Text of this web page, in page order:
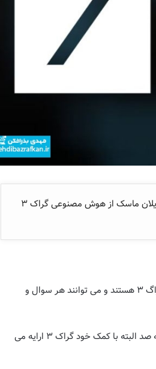
دوشنبه شب گذشته به وقت ایالات متحده و سه شنبه صبح به وقت ایران ایلان ماسک از هوش مصنوعی گراک ۳
آنهایی که در شبکه اجتماعی ایکس حضور دارند به راحتی قادر به استفاده از گراگ ۳ هستند و می توانند هر سوال و
آنچه در ادامه مطالعه می فرماییدجزیاات کاملی از این هوش مصنوعی است که صد البته با کمک خود گراک ۳ ارایه می